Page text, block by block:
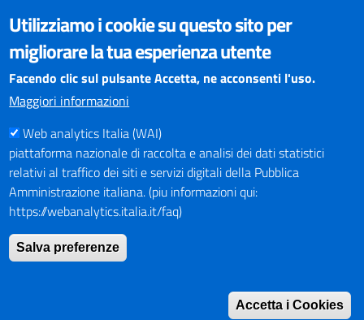
SOCIAL NETWORKS
Pagina Facebook
Profilo Instagram
Canale YouTube
Mappa del Sito
Indirizzario
Utilizziamo i cookie su questo sito per
migliorare la tua esperienza utente
Facendo clic sul pulsante Accetta, ne acconsenti l'uso.
Maggiori informazioni
Web analytics Italia (WAI)
piattaforma nazionale di raccolta e analisi dei dati statistici
relativi al traffico dei siti e servizi digitali della Pubblica
Amministrazione italiana. (piu informazioni qui:
https://webanalytics.italia.it/faq)
Salva preferenze
Accetta i Cookies